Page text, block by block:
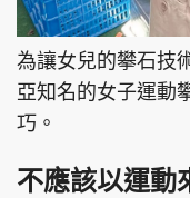
為讓女兒的攀石技
亞知名的女子運動
巧。
不應該以運動